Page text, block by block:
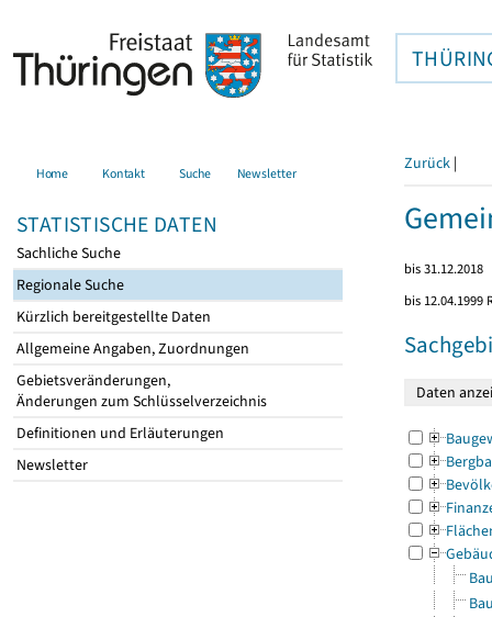
Home Kontakt Suche Newsletter
STATISTISCHE DATEN
Sachliche Suche
Regionale Suche
Kürzlich bereitgestellte Daten
Allgemeine Angaben, Zuordnungen
Gebietsveränderungen,
Änderungen zum Schlüsselverzeichnis
Definitionen und Erläuterungen
Newsletter
Zurück |
bis 31.12.2018
bis 12.04.1999